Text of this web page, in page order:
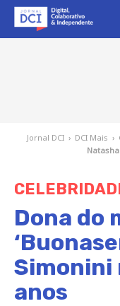
Jornal DCI › DCI Mais ›
Dona do
Simonini
anos